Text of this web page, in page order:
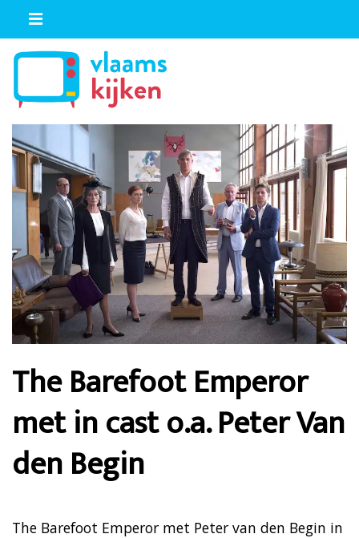
The Barefoot Emperor
met in cast o.a. Peter Van
den Begin
The Barefoot Emperor met Peter van den Begin in